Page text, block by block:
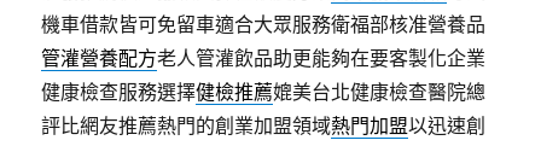
機車借款皆可免留車適合大眾服務衛福部核准營養品
管灌營養配方老人管灌飲品助更能夠在要客製化企業
健康檢查服務選擇健檢推薦媲美台北健康檢查醫院總
評比網友推薦熱門的創業加盟領域熱門加盟以迅速創